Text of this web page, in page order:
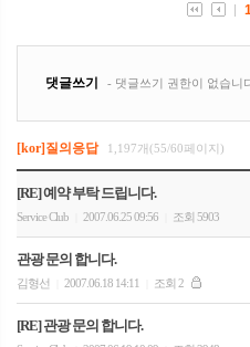
[kor]질의응답 1,197개(55/60페이지)
[RE] 예약 부탁 드립니다.
Service Club 2007.06.25 09:56 조회 5903
관광 문의 합니다.
김형선 2007.06.18 14:11 조회 2
[RE] 관광 문의 합니다.